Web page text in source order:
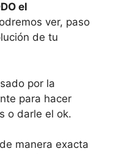
el
ver, paso
de tu
por la
para hacer
o darle el ok.
manera exacta